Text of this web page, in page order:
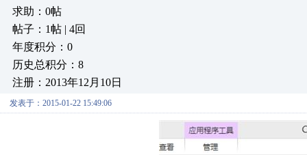
求助：0帖
帖子：1帖 | 4回
年度积分：0
历史总积分：8
注册：2013年12月10日
发表于：2015-01-22 15:49:06